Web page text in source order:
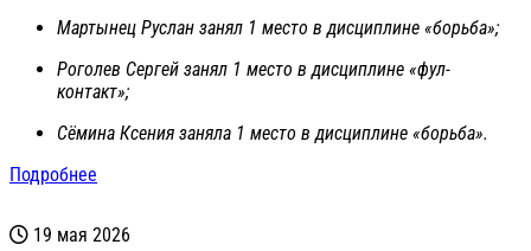
Мартынец Руслан занял 1 место в дисциплине «борьба»;
Роголев Сергей занял 1 место в дисциплине «фул-
контакт»;
Сёмина Ксения заняла 1 место в дисциплине «борьба».
Подробнее
19 мая 2026